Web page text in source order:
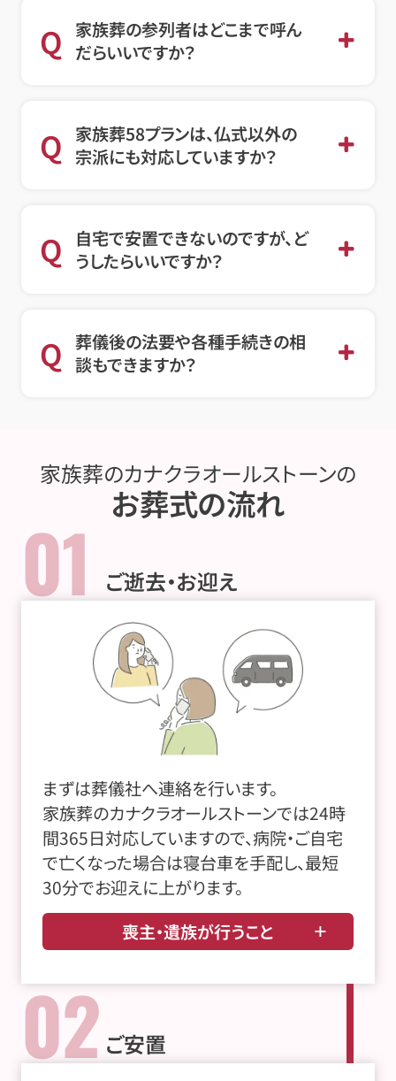
Q
家族葬の参列者はどこまで呼ん
だらいいですか？
Q
家族葬58プランは、仏式以外の
宗派にも対応していますか？
Q
自宅で安置できないのですが、ど
うしたらいいですか？
Q 葬儀後の法要や各種手続きの相
談もできますか？
家族葬のカナクラオールストーンの
お葬式の流れ
01 ご逝去・お迎え
まずは葬儀社へ連絡を行います。
家族葬のカナクラオールストーンでは24時
間365日対応していますので、病院・ご自宅
で亡くなった場合は寝台車を手配し、最短
30分でお迎えに上がります。
喪主・遺族が行うこと
02 ご安置